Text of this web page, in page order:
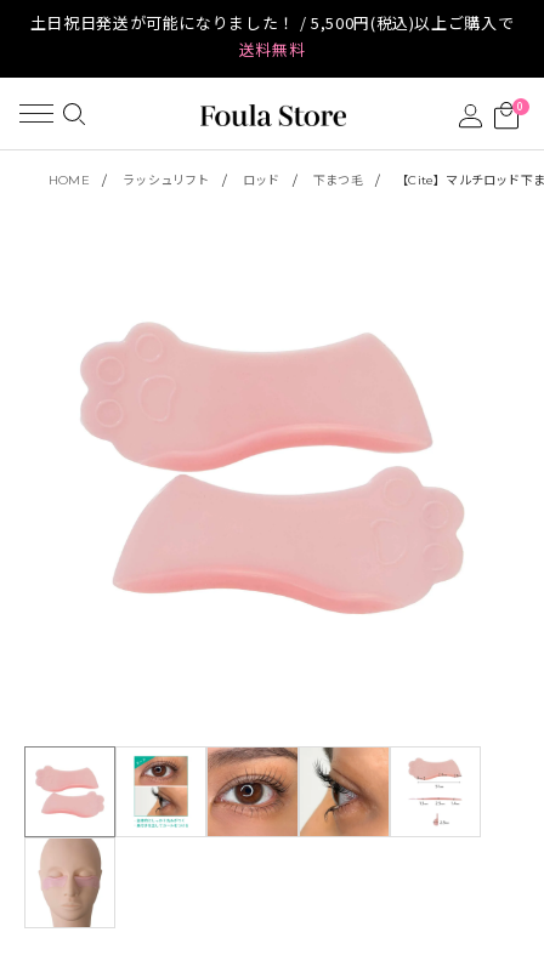
土日祝日発送が可能になりました！ / 5,500円(税込)以上ご購入で
送料無料
0
HOME ラッシュリフト ロッド 下まつ毛 【Cite】マルチロッド下